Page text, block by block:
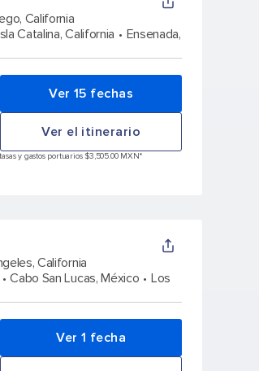
California
Catalina, California
Ensenada,
Ver 15 fechas
Ver el itinerario
y gastos portuarios $3,505.00 MXN*
California
Cabo San Lucas, México
Los
Ver 1 fecha